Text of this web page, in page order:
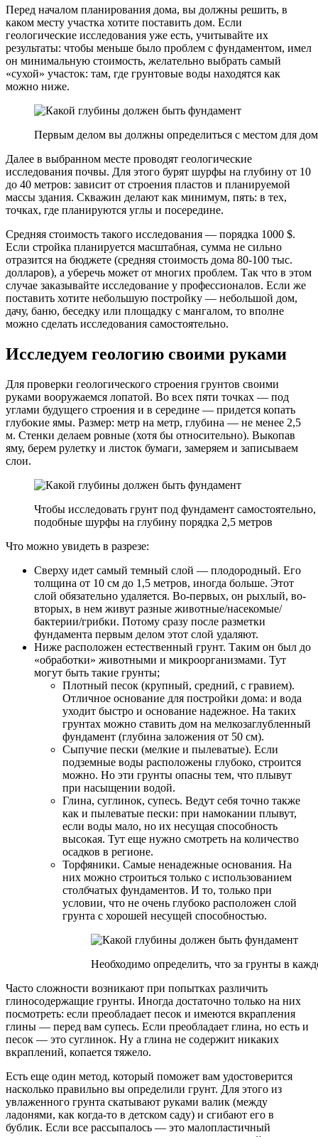
Перед началом планирования дома, вы должны решить, в
каком месту участка хотите поставить дом. Если
геологические исследования уже есть, учитывайте их
результаты: чтобы меньше было проблем с фундаментом, имел
он минимальную стоимость, желательно выбрать самый
«сухой» участок: там, где грунтовые воды находятся как
можно ниже.
Первым делом вы должны определиться с местом для
Далее в выбранном месте проводят геологические
исследования почвы. Для этого бурят шурфы на глубину от 10
до 40 метров: зависит от строения пластов и планируемой
массы здания. Скважин делают как минимум, пять: в тех,
точках, где планируются углы и посередине.
Средняя стоимость такого исследования — порядка 1000 $.
Если стройка планируется масштабная, сумма не сильно
отразится на бюджете (средняя стоимость дома 80-100 тыс.
долларов), а уберечь может от многих проблем. Так что в этом
случае заказывайте исследование у профессионалов. Если же
поставить хотите небольшую постройку — небольшой дом,
дачу, баню, беседку или площадку с мангалом, то вполне
можно сделать исследования самостоятельно.
Исследуем геологию своими руками
Для проверки геологического строения грунтов своими
руками вооружаемся лопатой. Во всех пяти точках — под
углами будущего строения и в середине — придется копать
глубокие ямы. Размер: метр на метр, глубина — не менее 2,5
м. Стенки делаем ровные (хотя бы относительно). Выкопав
яму, берем рулетку и листок бумаги, замеряем и записываем
слои.
Чтобы исследовать грунт под фундамент
подобные шурфы на глубину порядка 2,5 метров
Что можно увидеть в разрезе:
Сверху идет самый темный слой — плодородный. Его
толщина от 10 см до 1,5 метров, иногда больше. Этот
слой обязательно удаляется. Во-первых, он рыхлый, во-
вторых, в нем живут разные животные/насекомые/
бактерии/грибки. Потому сразу после разметки
фундамента первым делом этот слой удаляют.
Ниже расположен естественный грунт. Таким он был до
«обработки» животными и микроорганизмами. Тут
могут быть такие грунты;
Плотный песок (крупный, средний, с гравием).
Отличное основание для постройки дома: и вода
уходит быстро и основание надежное. На таких
грунтах можно ставить дом на мелкозаглубленный
фундамент (глубина заложения от 50 см).
Сыпучие пески (мелкие и пылеватые). Если
подземные воды расположены глубоко, строится
можно. Но эти грунты опасны тем, что плывут
при насыщении водой.
Глина, суглинок, супесь. Ведут себя точно также
как и пылеватые пески: при намокании плывут,
если воды мало, но их несущая способность
высокая. Тут еще нужно смотреть на количество
осадков в регионе.
Торфяники. Самые ненадежные основания. На
них можно строиться только с использованием
столбчатых фундаментов. И то, только при
условии, что не очень глубоко расположен слой
грунта с хорошей несущей способностью.
Необходимо определить, что за грунты в
Часто сложности возникают при попытках различить
глиносодержащие грунты. Иногда достаточно только на них
посмотреть: если преобладает песок и имеются вкрапления
глины — перед вам супесь. Если преобладает глина, но есть и
песок — это суглинок. Ну а глина не содержит никаких
вкраплений, копается тяжело.
Есть еще один метод, который поможет вам удостоверится
насколько правильно вы определили грунт. Для этого из
увлаженного грунта скатывают руками валик (между
ладонями, как когда-то в детском саду) и сгибают его в
бублик. Если все рассыпалось — это малопластичный